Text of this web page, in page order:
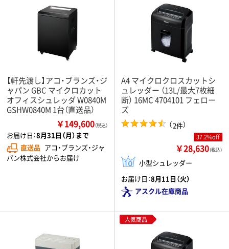
【軒先渡し】アコ・ブランズ・ジ
ャパン GBC マイクロカット
オフィスシュレッダ W0840M
GSHW0840M 1台（直送品）
￥149,600（税込）
お届け日：8月31日（月）まで
直送品 アコ・ブランズ・ジャ
パン株式会社からお届け
A4 マイクロクロスカットシ
ュレッダー （13L/最大7枚細
断） 16MC 4704101 フェロー
ズ
（2件）
37.2%off
￥28,630（税込）
小型シュレッダー
お届け日：8月11日（火）
アスクル在庫商品
人気商品